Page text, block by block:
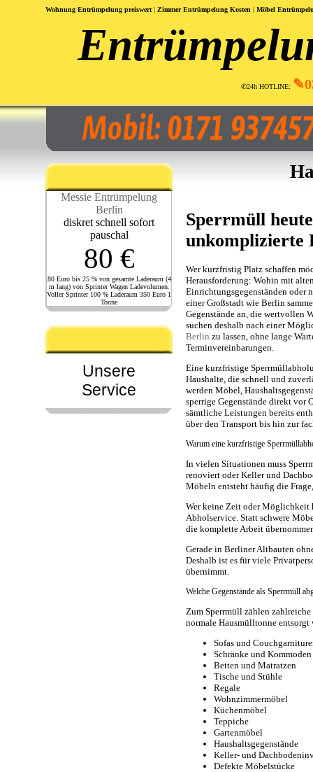
Wohnung Entrümpelung preiswert | Zimmer Entrümpelung Kosten | Möbel
✆24h HOTLINE:
Messie Entrümpelung
Berlin
diskret schnell sofort
pauschal
80 €
80 Euro bis 25 % von gesamte Laderaum (4
m lang) von Sprinter Wagen Ladevolumen.
Voller Sprinter 100 % Laderaum 350 Euro 1
Tonne
Unsere
Service
Sperrmüll
unkomplizierte
Wer kurzfristig Platz schaffen
Herausforderung: Wohin mit
Einrichtungsgegenständen oder
einer Großstadt wie Berlin
Gegenstände an, die wertvollen
suchen deshalb nach einer
Berlin zu lassen, ohne lange
Terminvereinbarungen.
Eine kurzfristige
Haushalte, die schnell und
werden Möbel,
sperrige Gegenstände direkt vor
sämtliche Leistungen bereits
über den Transport bis hin zur
Warum eine kurzfristige
In vielen Situationen muss
renoviert oder Keller und
Möbeln entsteht häufig die
Wer keine Zeit oder Möglichkeit
Abholservice. Statt schwere
die komplette Arbeit
Gerade in Berliner Altbauten
Deshalb ist es für viele
übernimmt.
Welche Gegenstände als Sperrmüll
Zum Sperrmüll zählen
normale Hausmülltonne entsorgt
Sofas und
Schränke und Kommoden
Betten und Matratzen
Tische und Stühle
Regale
Wohnzimmermöbel
Küchenmöbel
Teppiche
Gartenmöbel
Haushaltsgegenstände
Keller- und
Defekte Möbelstücke